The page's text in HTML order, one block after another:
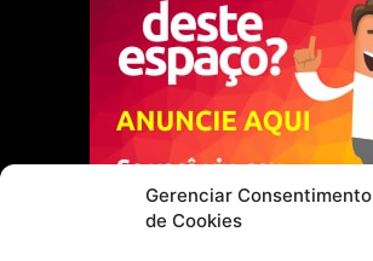
Gerenciar Consentimento
de Cookies